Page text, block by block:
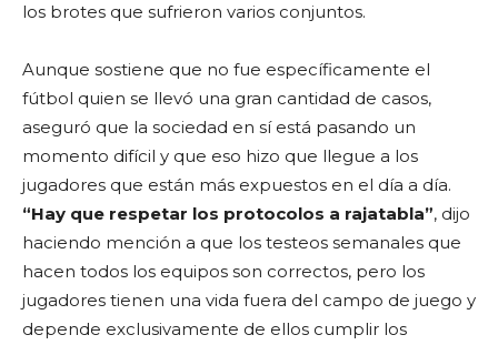
los brotes que sufrieron varios conjuntos.
Aunque sostiene que no fue específicamente el
fútbol quien se llevó una gran cantidad de casos,
aseguró que la sociedad en sí está pasando un
momento difícil y que eso hizo que llegue a los
jugadores que están más expuestos en el día a día.
“Hay que respetar los protocolos a rajatabla”, dijo
haciendo mención a que los testeos semanales que
hacen todos los equipos son correctos, pero los
jugadores tienen una vida fuera del campo de juego y
depende exclusivamente de ellos cumplir los